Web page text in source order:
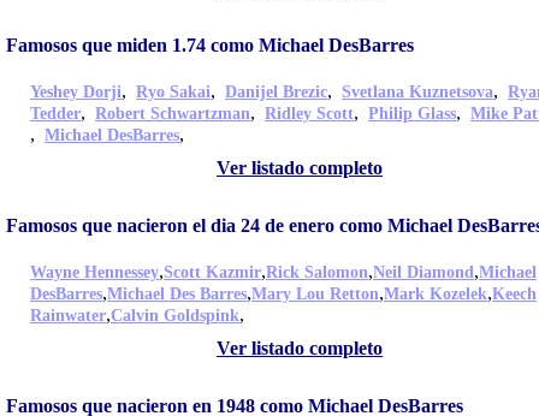
Famosos que miden 1.74 como Michael DesBarres
Yeshey Dorji, Ryo Sakai, Danijel Brezic, Svetlana Kuznetsova,
Tedder, Robert Schwartzman, Ridley Scott, Philip Glass, Mike
, Michael DesBarres,
Ver listado completo
Famosos que nacieron el dia 24 de enero como Michael
Wayne Hennessey,Scott Kazmir,Rick Salomon,Neil Diamond,Michael
DesBarres,Michael Des Barres,Mary Lou Retton,Mark Kozelek,Keech
Rainwater,Calvin Goldspink,
Ver listado completo
Famosos que nacieron en 1948 como Michael DesBarres